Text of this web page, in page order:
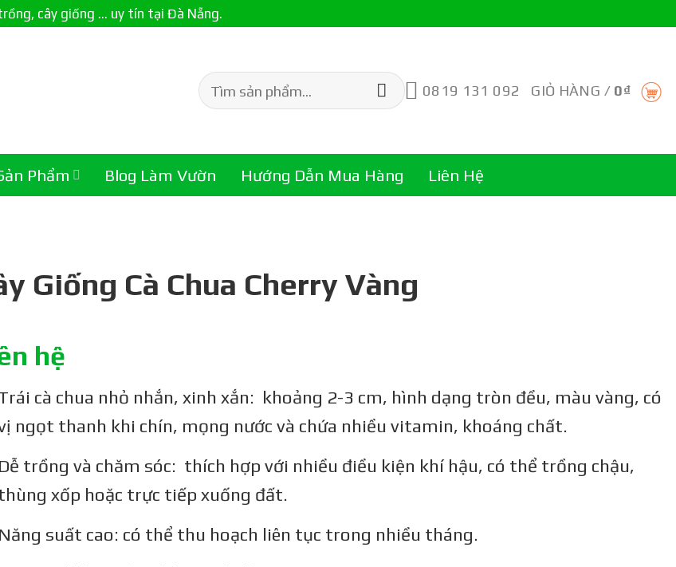
cây giống ... uy tín tại Đà Nẵng.
Tìm
kiếm:
0819 131 092 GIỎ HÀNG / 0₫
Phẩm Blog Làm Vườn Hướng Dẫn Mua Hàng Liên Hệ
Giống Cà Chua Cherry Vàng
hệ
cà chua nhỏ nhắn, xinh xắn: khoảng 2-3 cm, hình dạng tròn đều, màu vàng, có
ngọt thanh khi chín, mọng nước và chứa nhiều vitamin, khoáng chất.
Dễ trồng và chăm sóc: thích hợp với nhiều điều kiện khí hậu, có thể trồng chậu,
xốp hoặc trực tiếp xuống đất.
Năng suất cao: có thể thu hoạch liên tục trong nhiều tháng.